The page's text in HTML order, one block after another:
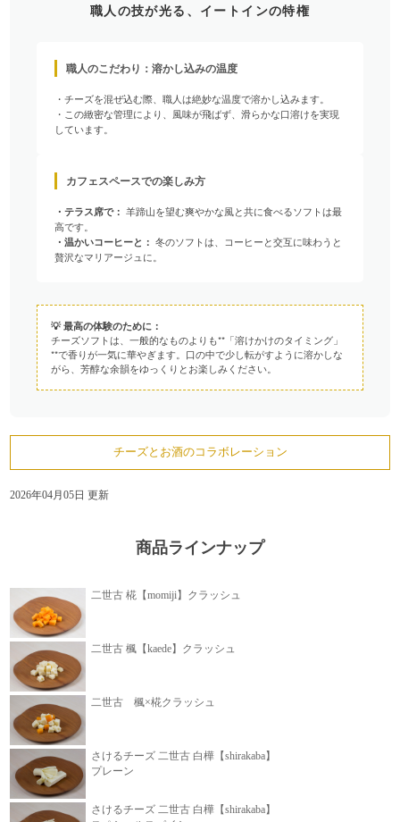
職人の技が光る、イートインの特権
職人のこだわり：溶かし込みの温度
・チーズを混ぜ込む際、職人は絶妙な温度で溶かし込みます。
・この緻密な管理により、風味が飛ばず、滑らかな口溶けを実現
しています。
カフェスペースでの楽しみ方
・テラス席で： 羊蹄山を望む爽やかな風と共に食べるソフトは最
高です。
・温かいコーヒーと： 冬のソフトは、コーヒーと交互に味わうと
贅沢なマリアージュに。
💡最高の体験のために：
チーズソフトは、一般的なものよりも**「溶けかけのタイミング」
**で香りが一気に華やぎます。口の中で少し転がすように溶かしな
がら、芳醇な余韻をゆっくりとお楽しみください。
チーズとお酒のコラボレーション
2026年04月05日 更新
商品ラインナップ
二世古 椛【momiji】クラッシュ
二世古 楓【kaede】クラッシュ
二世古 楓×椛クラッシュ
さけるチーズ 二世古 白樺【shirakaba】
プレーン
さけるチーズ 二世古 白樺【shirakaba】